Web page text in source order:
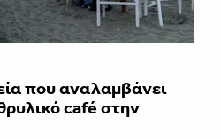
που αναλαμβάνει
café στην